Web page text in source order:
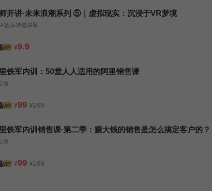
大师开讲·未来浪潮系列 ⑤｜虚拟现实：沉浸于VR梦境
智库特邀讲师
¥9.9
铁军内训：50堂人人适用的阿里销售课
恒
¥99 ¥199
铁军内训销售课·第二季：赚大钱的销售是怎么搞定客户的？
恒
¥99 ¥199